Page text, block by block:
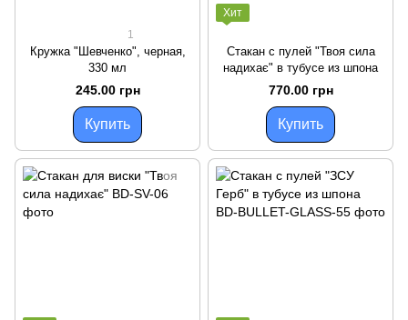
1
Кружка "Шевченко", черная,
330 мл
245.00 грн
Купить
Хит
Стакан с пулей "Твоя сила
надихає" в тубусе из шпона
770.00 грн
Купить